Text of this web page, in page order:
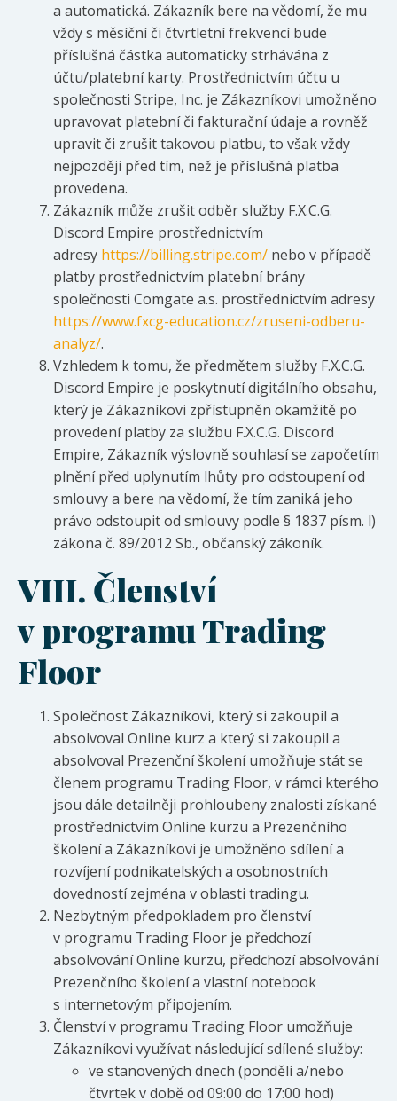
a automatická. Zákazník bere na vědomí, že mu
vždy s měsíční či čtvrtletní frekvencí bude
příslušná částka automaticky strhávána z
účtu/platební karty. Prostřednictvím účtu u
společnosti Stripe, Inc. je Zákazníkovi umožněno
upravovat platební či fakturační údaje a rovněž
upravit či zrušit takovou platbu, to však vždy
nejpozději před tím, než je příslušná platba
provedena.
Zákazník může zrušit odběr služby F.X.C.G.
Discord Empire prostřednictvím
adresy https://billing.stripe.com/ nebo v případě
platby prostřednictvím platební brány
společnosti Comgate a.s. prostřednictvím adresy
https://www.fxcg-education.cz/zruseni-odberu-
analyz/.
Vzhledem k tomu, že předmětem služby F.X.C.G.
Discord Empire je poskytnutí digitálního obsahu,
který je Zákazníkovi zpřístupněn okamžitě po
provedení platby za službu F.X.C.G. Discord
Empire, Zákazník výslovně souhlasí se započetím
plnění před uplynutím lhůty pro odstoupení od
smlouvy a bere na vědomí, že tím zaniká jeho
právo odstoupit od smlouvy podle § 1837 písm. l)
zákona č. 89/2012 Sb., občanský zákoník.
VIII. Členství
v programu Trading
Floor
Společnost Zákazníkovi, který si zakoupil a
absolvoval Online kurz a který si zakoupil a
absolvoval Prezenční školení umožňuje stát se
členem programu Trading Floor, v rámci kterého
jsou dále detailněji prohloubeny znalosti získané
prostřednictvím Online kurzu a Prezenčního
školení a Zákazníkovi je umožněno sdílení a
rozvíjení podnikatelských a osobnostních
dovedností zejména v oblasti tradingu.
Nezbytným předpokladem pro členství
v programu Trading Floor je předchozí
absolvování Online kurzu, předchozí absolvování
Prezenčního školení a vlastní notebook
s internetovým připojením.
Členství v programu Trading Floor umožňuje
Zákazníkovi využívat následující sdílené služby:
ve stanovených dnech (pondělí a/nebo
čtvrtek v době od 09:00 do 17:00 hod)